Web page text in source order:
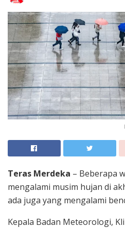
Teras Merdeka – Beberapa
mengalami musim hujan di
ada juga yang mengalami
Kepala Badan Meteorologi,